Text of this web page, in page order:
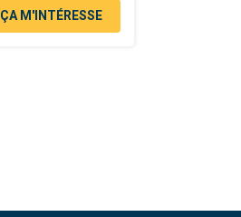
ÇA M'INTÉRESSE